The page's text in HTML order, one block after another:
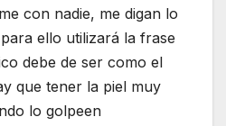
con nadie, me digan lo
ello utilizará la frase
debe de ser como el
que tener la piel muy
lo golpeen